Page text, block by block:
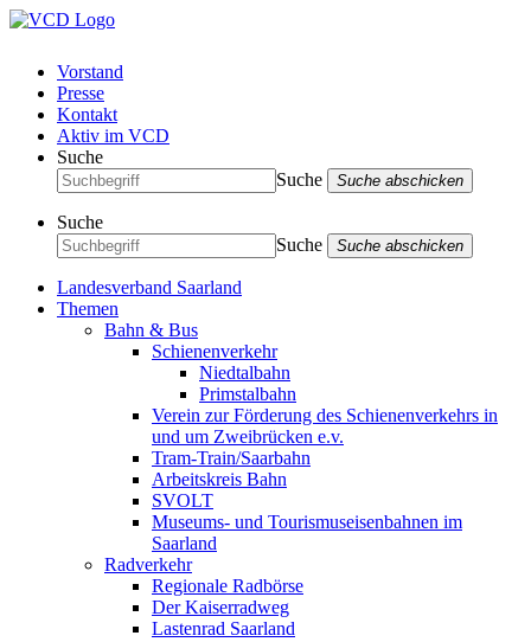
Vorstand
Presse
Kontakt
Aktiv im VCD
Suche
Suche
Suche abschicken
Suche
Suche
Suche abschicken
Landesverband Saarland
Themen
Bahn & Bus
Schienenverkehr
Niedtalbahn
Primstalbahn
Verein zur Förderung des Schienenverkehrs in
und um Zweibrücken e.v.
Tram-Train/Saarbahn
Arbeitskreis Bahn
SVOLT
Museums- und Tourismuseisenbahnen im
Saarland
Radverkehr
Regionale Radbörse
Der Kaiserradweg
Lastenrad Saarland